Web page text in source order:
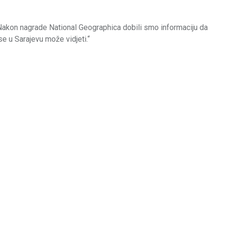
nagrade National Geographica dobili smo informaciju da
u Sarajevu može vidjeti.“